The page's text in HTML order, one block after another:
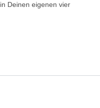
Deinen eigenen vier